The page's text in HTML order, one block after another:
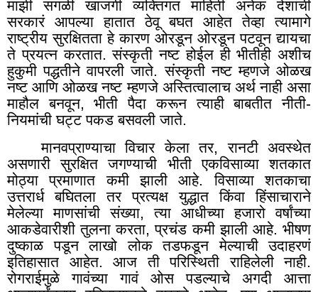
माझी सगळी खाजगी व्यक्तिगत माहिती अनेक देशांची
सरकारं आपल्या हातात ठेवू बघत आहेत तेव्हा त्यामागे
राष्ट्रीय सुरक्षितता हे कारण ओरडून ओरडून पटवून द्यायचा
ते प्रयत्न करतात. संस्कृती नष्ट होईल ही भीतीही अशीच
हुकुमी पद्धतीने वापरली जाते. संस्कृती नष्ट म्हणजे ओळख
नष्ट आणि ओळख नष्ट म्हणजे अस्तित्वालाच अर्थ नाही असा
माहौल बनवून, भीती पैदा करून त्याही बाबतीत नीती-
नियमांची घट्ट पकड बसवली जाते.
मानवप्राण्याचा विचार केला तर, रानटी अवस्थेत
असणारी सुरक्षित जगण्याची भीती एकविसाव्या शतकात
मोठ्या प्रमाणात कमी झाली आहे. विसाव्या शतकाचा
उत्तरार्ध बघितला तर प्रत्यक्ष युद्धात किंवा हिंसाचाराने
मेलेल्या माणसांची संख्या, त्या आधीच्या हजारो वर्षांच्या
आकडेवारीशी तुलना करता, प्रचंड कमी झाली आहे. भीषण
दुष्काळ पडून लाखो लोक तडफडून मेल्याची उदाहरणं
इतिहासात आहेत. आज ती परिस्थिती राहिलेली नाही.
रोगराईमुळे गावंच्या गावं ओस पडल्याचे अगदी आत्ता